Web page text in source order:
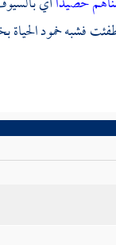
فشبه خمود الحياة